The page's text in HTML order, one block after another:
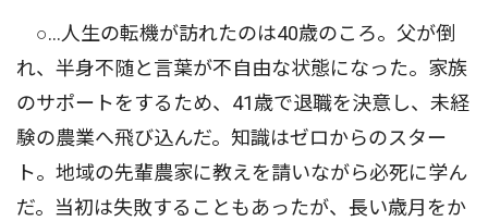
○…人生の転機が訪れたのは40歳のころ。父が倒
れ、半身不随と言葉が不自由な状態になった。家族
のサポートをするため、41歳で退職を決意し、未経
験の農業へ飛び込んだ。知識はゼロからのスター
ト。地域の先輩農家に教えを請いながら必死に学ん
だ。当初は失敗することもあったが、長い歳月をか